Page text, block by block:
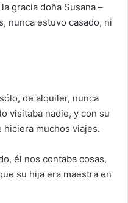
gracia doña Susana –
nunca estuvo casado, ni
de alquiler, nunca
visitaba nadie, y con su
hiciera muchos viajes.
él nos contaba cosas,
su hija era maestra en